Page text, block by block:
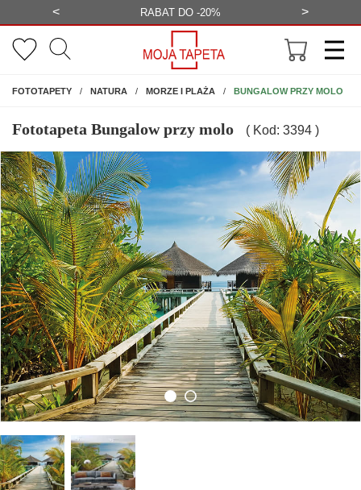
< BEZPŁATNA WIZUALIZACJA >
FOTOTAPETYNA ŚCIANĘ
NATURA MORZE I PLAŻA BUNGALOW PRZY MOLO
Fototapeta Bungalow przy molo ( Kod: 3394 )